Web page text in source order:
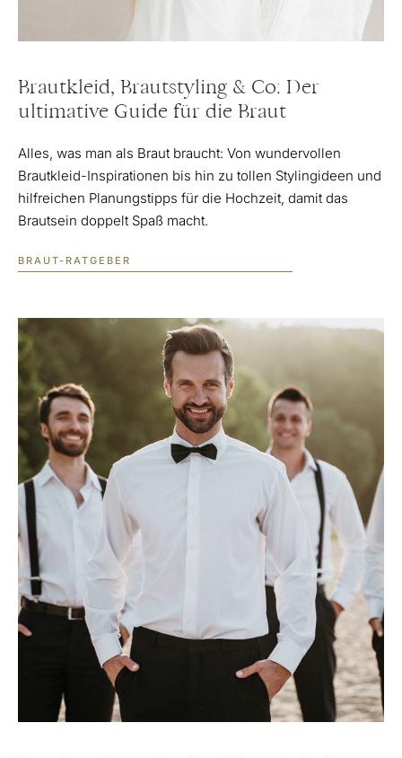
Brautkleid, Brautstyling & Co: Der
ultimative Guide für die Braut
Alles, was man als Braut braucht: Von wundervollen
Brautkleid-Inspirationen bis hin zu tollen Stylingideen und
hilfreichen Planungstipps für die Hochzeit, damit das
Brautsein doppelt Spaß macht.
BRAUT-RATGEBER